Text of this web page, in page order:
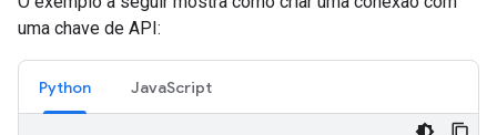
uma chave de API:
Python JavaScript